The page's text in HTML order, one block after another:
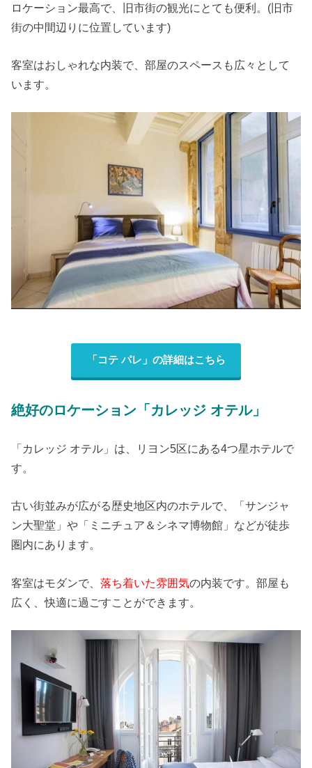
ロケーション最高で、旧市街の観光にとても便利。(旧市
街の中間辺りに位置しています)
客室はおしゃれな内装で、部屋のスペースも広々として
います。
「コテ パレ」の詳細はこちら
絶好のロケーション「カレッジ オテル」
「カレッジ オテル」は、リヨン5区にある4つ星ホテルで
す。
古い街並みが広がる歴史地区内のホテルで、「サンジャ
ン大聖堂」や「ミニチュア＆シネマ博物館」などが徒歩
圏内にあります。
客室はモダンで、落ち着いた雰囲気の内装です。部屋も
広く、快適に過ごすことができます。